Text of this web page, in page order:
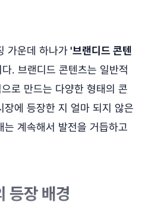
가운데 하나가'브랜디드 콘텐
다. 브랜디드 콘텐츠는 일반적
로 만드는 다양한 형태의 콘
장에 등장한 지 얼마 되지 않은
계속해서 발전을 거듭하고
등장 배경